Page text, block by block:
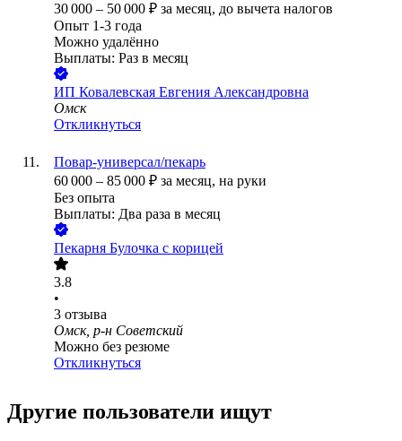
30 000 – 50 000 ₽ за месяц, до вычета налогов
Опыт 1-3 года
Можно удалённо
Выплаты: Раз в месяц
ИП Ковалевская Евгения Александровна
Омск
Откликнуться
Повар-универсал/пекарь
60 000 – 85 000 ₽ за месяц, на руки
Без опыта
Выплаты: Два раза в месяц
Пекарня Булочка с корицей
3.8
•
3 отзыва
Омск, р-н Советский
Можно без резюме
Откликнуться
Другие пользователи ищут